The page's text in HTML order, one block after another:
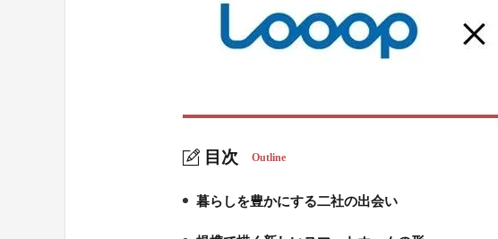
目次 Outline
暮らしを豊かにする二社の出会い